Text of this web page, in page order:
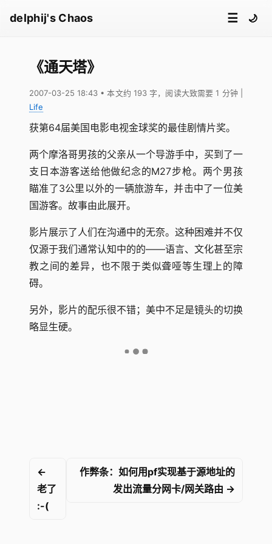
delphij's Chaos ☰ 🌙
《通天塔》
2007-03-25 18:43 • 本文约 193 字，阅读大致需要 1 分钟
Life
获第64届美国电影电视金球奖的最佳剧情片奖。
两个摩洛哥男孩的父亲从一个导游手中，买到了一
支日本游客送给他做纪念的M27步枪。两个男孩
瞄准了3公里以外的一辆旅游车，并击中了一位美
国游客。故事由此展开。
影片展示了人们在沟通中的无奈。这种困难并不仅
仅源于我们通常认知中的的——语言、文化甚至宗
教之间的差异，也不限于类似聋哑等生理上的障
碍。
另外，影片的配乐很不错；美中不足是镜头的切换
略显生硬。
←
老了
:-(
作弊条：如何用pf实现基于源地址的
发出流量分网卡/网关路由 →